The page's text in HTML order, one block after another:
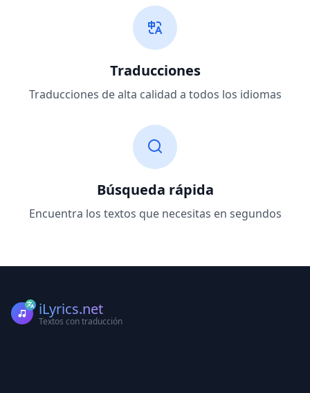
Traducciones
Traducciones de alta calidad a todos los idiomas
Búsqueda rápida
Encuentra los textos que necesitas en segundos
iLyrics.net
Textos con traducción